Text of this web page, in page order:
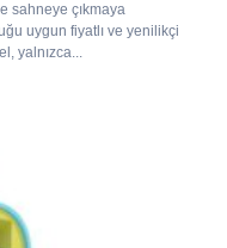
sahneye çıkmaya
uygun fiyatlı ve yenilikçi
yalnızca...